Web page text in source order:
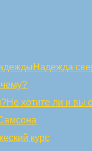
Надежда
Не хотите ли и вы
курс